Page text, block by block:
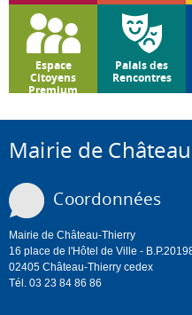
Espace
Citoyens
Premium
Palais des
Rencontres
Mairie de
Coordonnées
Mairie de Château-Thierry
16 place de l'Hôtel de Ville -
02405 Château-Thierry cedex
Tél. 03 23 84 86 86